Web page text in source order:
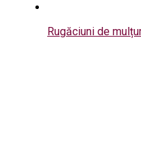
Rugăciuni de